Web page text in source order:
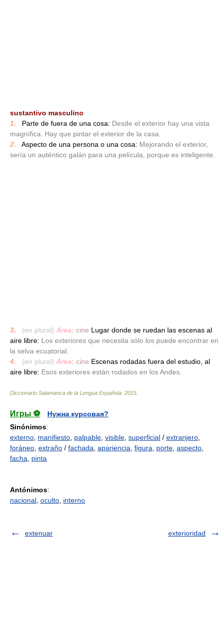
sustantivo masculino
1.
Parte de fuera de una cosa: Desde el exterior hay una vista
magnífica. Hay que pintar el exterior de la casa.
2.
Aspecto de una persona o una cosa: Mejorando el exterior,
sería un auténtico galán para una película, porque es inteligente.
3. (en plural) Área: cine Lugar donde se ruedan las escenas al
aire libre: Los exteriores que necesita sólo los puede encontrar en
la selva ecuatorial.
4.
(en plural) Área: cine Escenas rodadas fuera del estudio, al
aire libre: Esos exteriores están rodados en los Andes.
Diccionario Salamanca de la Lengua Española 2015
Игры ⚽
Нужна курсовая?
Sinónimos:
externo manifiesto palpable visible superficial / extranjero
foráneo extraño / fachada apariencia figura porte aspecto
facha
pinta
Antónimos:
nacional oculto interno
extenuar exterioridad